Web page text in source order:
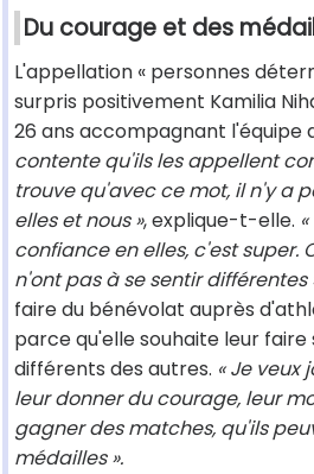
Du courage et des
L'appellation « personnes
surpris positivement Kamilia
26 ans accompagnant l'équipe
contente qu'ils les appellent
trouve qu'avec ce mot, il n'y a
elles et nous », explique-t-elle.
confiance en elles, c'est super.
n'ont pas à se sentir différentes
faire du bénévolat auprès
parce qu'elle souhaite leur faire
différents des autres. « Je veux
leur donner du courage, leur
gagner des matches, qu'ils
médailles ».